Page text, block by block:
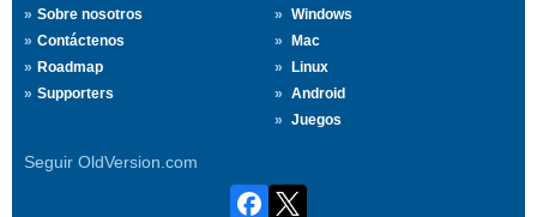
Sobre nosotros
Contáctenos
Roadmap
Supporters
Windows
Mac
Linux
Android
Juegos
Seguir OldVersion.com